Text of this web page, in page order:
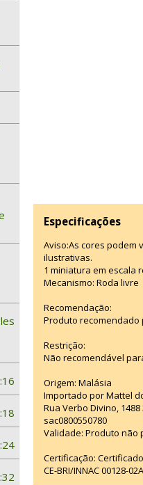
Especificações
Aviso:As cores podem
ilustrativas.
1 miniatura em escala
Mecanismo: Roda livre
Recomendação:
Produto recomendado
Restrição:
Não recomendável
Origem: Malásia
Importado por Mattel
Rua Verbo Divino,
sac0800550780
Validade: Produto não
Certificação:
CE-BRI/INNAC 00128-